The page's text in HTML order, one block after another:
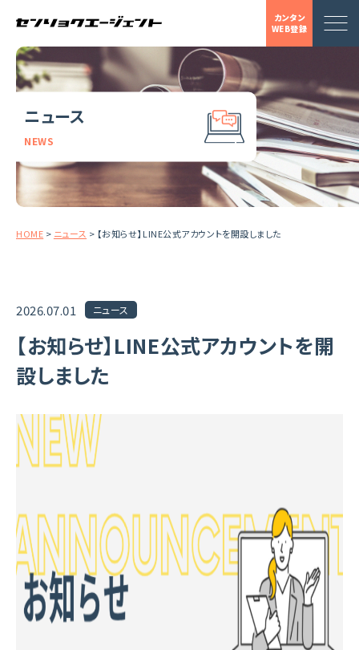
カンタン
WEB登録
ニュース
NEWS
HOME > ニュース > 【お知らせ】LINE公式アカウントを開設しました
2026.07.01 ニュース
【お知らせ】LINE公式アカウントを開
設しました